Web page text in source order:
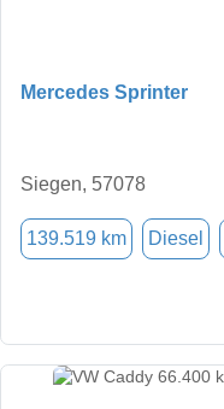
Mercedes Sprinter
Siegen, 57078
139.519 km Diesel